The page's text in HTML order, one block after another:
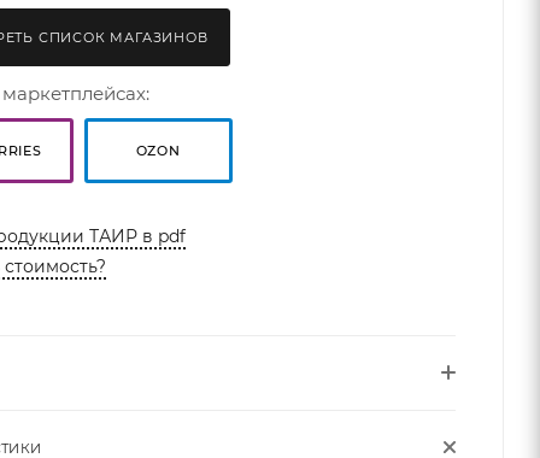
СПИСОК МАГАЗИНОВ
OZON
ТАИР в pdf
стоимость?